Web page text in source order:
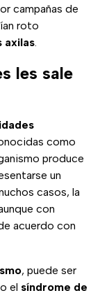
campañas de
roto
axilas.
les sale
como
produce
un
casos, la
con
acuerdo con
, puede ser
el síndrome de